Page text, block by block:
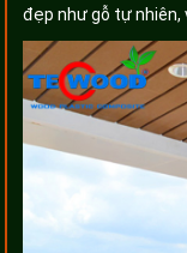
đẹp như gỗ tự nhiên,